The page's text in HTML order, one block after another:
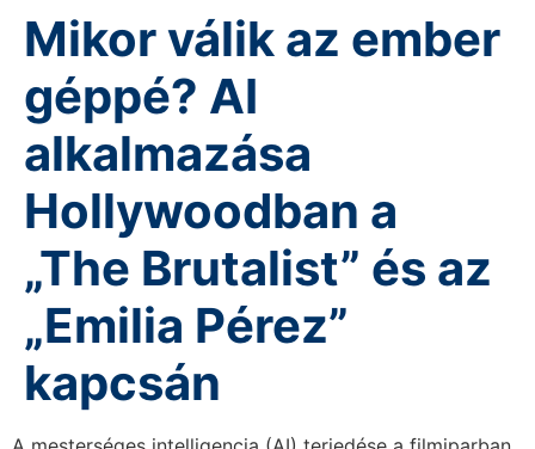
Mikor válik az ember
géppé? AI
alkalmazása
Hollywoodban a
„The Brutalist” és az
„Emilia Pérez”
kapcsán